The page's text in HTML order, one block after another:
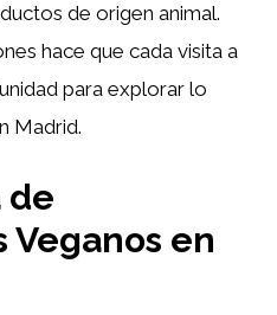
de origen animal.
hace que cada visita a
para explorar lo
Madrid.
de
Veganos en